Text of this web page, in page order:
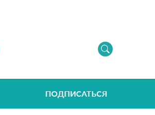
ПОДПИСАТЬСЯ